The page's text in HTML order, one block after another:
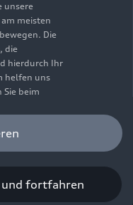
CO₂-
nach dem
„Worldwide
(WLTP) gemäß
und
können relevante
und
Fahrverhalten den
unsere
meisten
Die
die
hierdurch Ihr
helfen uns
Sie beim
Sie,
von
können.
und fortfahren